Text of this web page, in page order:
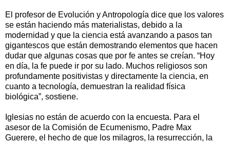
El profesor de Evolución y Antropología dice que los valores
se están haciendo más materialistas, debido a la
modernidad y que la ciencia está avanzando a pasos tan
gigantescos que están demostrando elementos que hacen
dudar que algunas cosas que por fe antes se creían. “Hoy
en día, la fe puede ir por su lado. Muchos religiosos son
profundamente positivistas y directamente la ciencia, en
cuanto a tecnología, demuestran la realidad física
biológica”, sostiene.
Iglesias no están de acuerdo con la encuesta. Para el
asesor de la Comisión de Ecumenismo, Padre Max
Guerere, el hecho de que los milagros, la resurrección, la